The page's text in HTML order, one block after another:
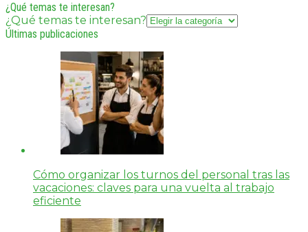
¿Qué temas te interesan?
¿Qué temas te interesan?
Últimas publicaciones
Cómo organizar los turnos del personal tras las
vacaciones: claves para una vuelta al trabajo
eficiente